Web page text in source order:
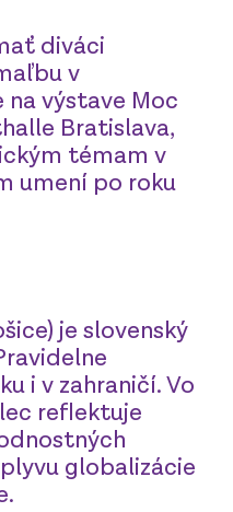
diváci
v
na výstave Moc
Bratislava,
témam v
umení po roku
je slovenský
i v zahraničí. Vo
reflektuje
globalizácie